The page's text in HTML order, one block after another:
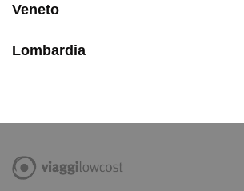
Veneto
Lombardia